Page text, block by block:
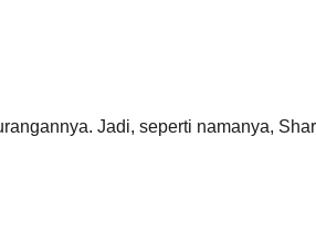
Jadi, seperti namanya,